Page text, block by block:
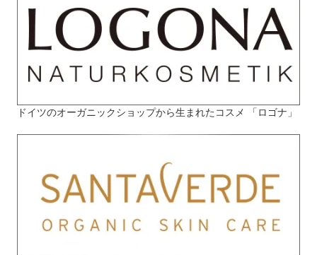
ドイツのオーガニックショップから生まれたコスメ 「ロゴナ」